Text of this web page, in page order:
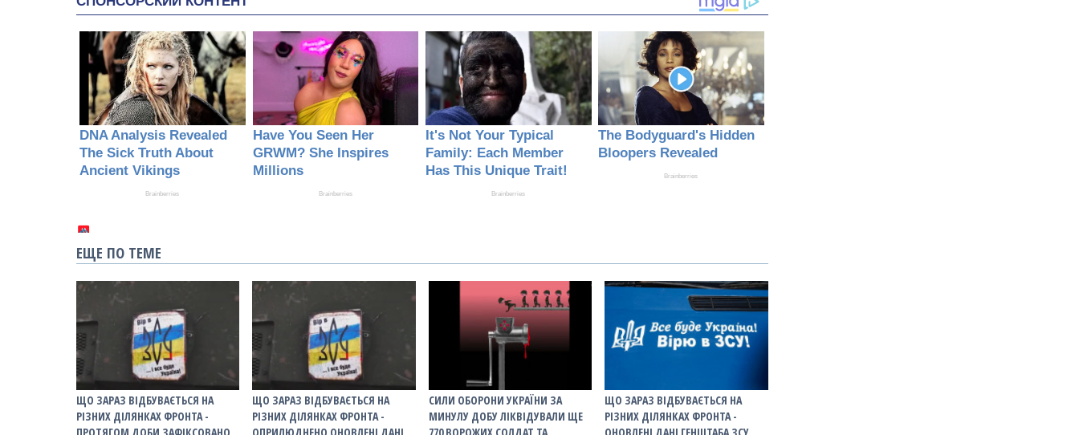
ЕЩЕ ПО ТЕМЕ
ЩО ЗАРАЗ ВІДБУВАЄТЬСЯ НА
РІЗНИХ ДІЛЯНКАХ ФРОНТА -
ЩО ЗАРАЗ ВІДБУВАЄТЬСЯ НА
РІЗНИХ ДІЛЯНКАХ ФРОНТА -
СИЛИ ОБОРОНИ УКРАЇНИ ЗА
МИНУЛУ ДОБУ ЛІКВІДУВАЛИ ЩЕ
ЩО ЗАРАЗ ВІДБУВАЄТЬСЯ НА
РІЗНИХ ДІЛЯНКАХ ФРОНТА -